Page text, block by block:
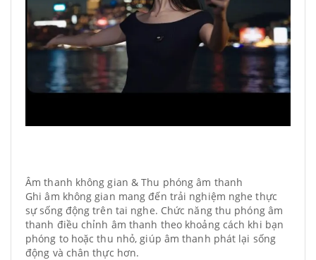
Âm thanh không gian & Thu phóng âm thanh
Ghi âm không gian mang đến trải nghiệm nghe thực
sự sống động trên tai nghe. Chức năng thu phóng âm
thanh điều chỉnh âm thanh theo khoảng cách khi bạn
phóng to hoặc thu nhỏ, giúp âm thanh phát lại sống
động và chân thực hơn.